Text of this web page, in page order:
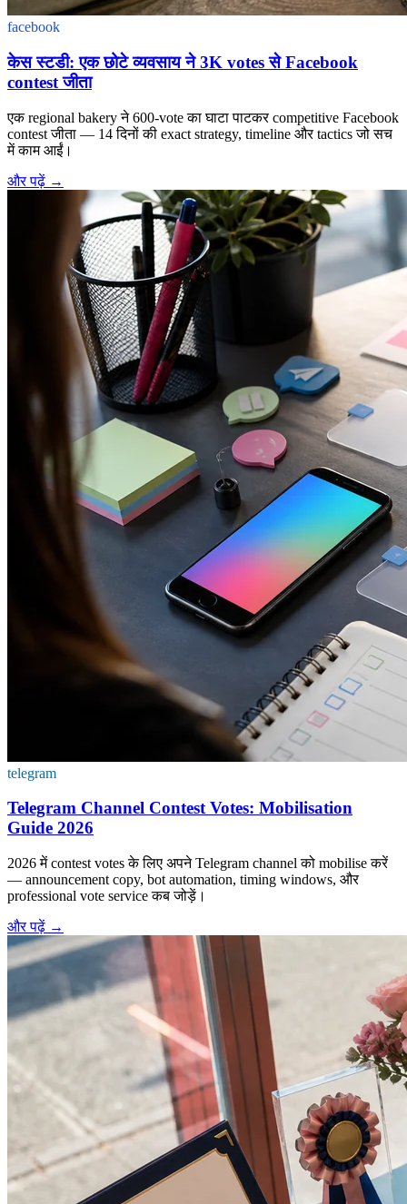
facebook
केस स्टडी: एक छोटे व्यवसाय ने 3K votes से Facebook
contest जीता
एक regional bakery ने 600-vote का घाटा पाटकर competitive Facebook
contest जीता — 14 दिनों की exact strategy, timeline और tactics जो सच
में काम आईं।
और पढ़ें →
telegram
Telegram Channel Contest Votes: Mobilisation
Guide 2026
2026 में contest votes के लिए अपने Telegram channel को mobilise करें
— announcement copy, bot automation, timing windows, और
professional vote service कब जोड़ें।
और पढ़ें →